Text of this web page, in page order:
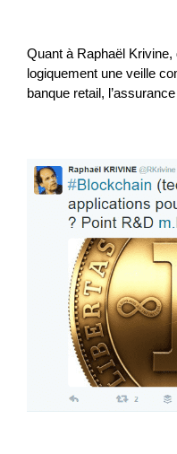
Quant à Raphaël
logiquement une veille
banque retail,